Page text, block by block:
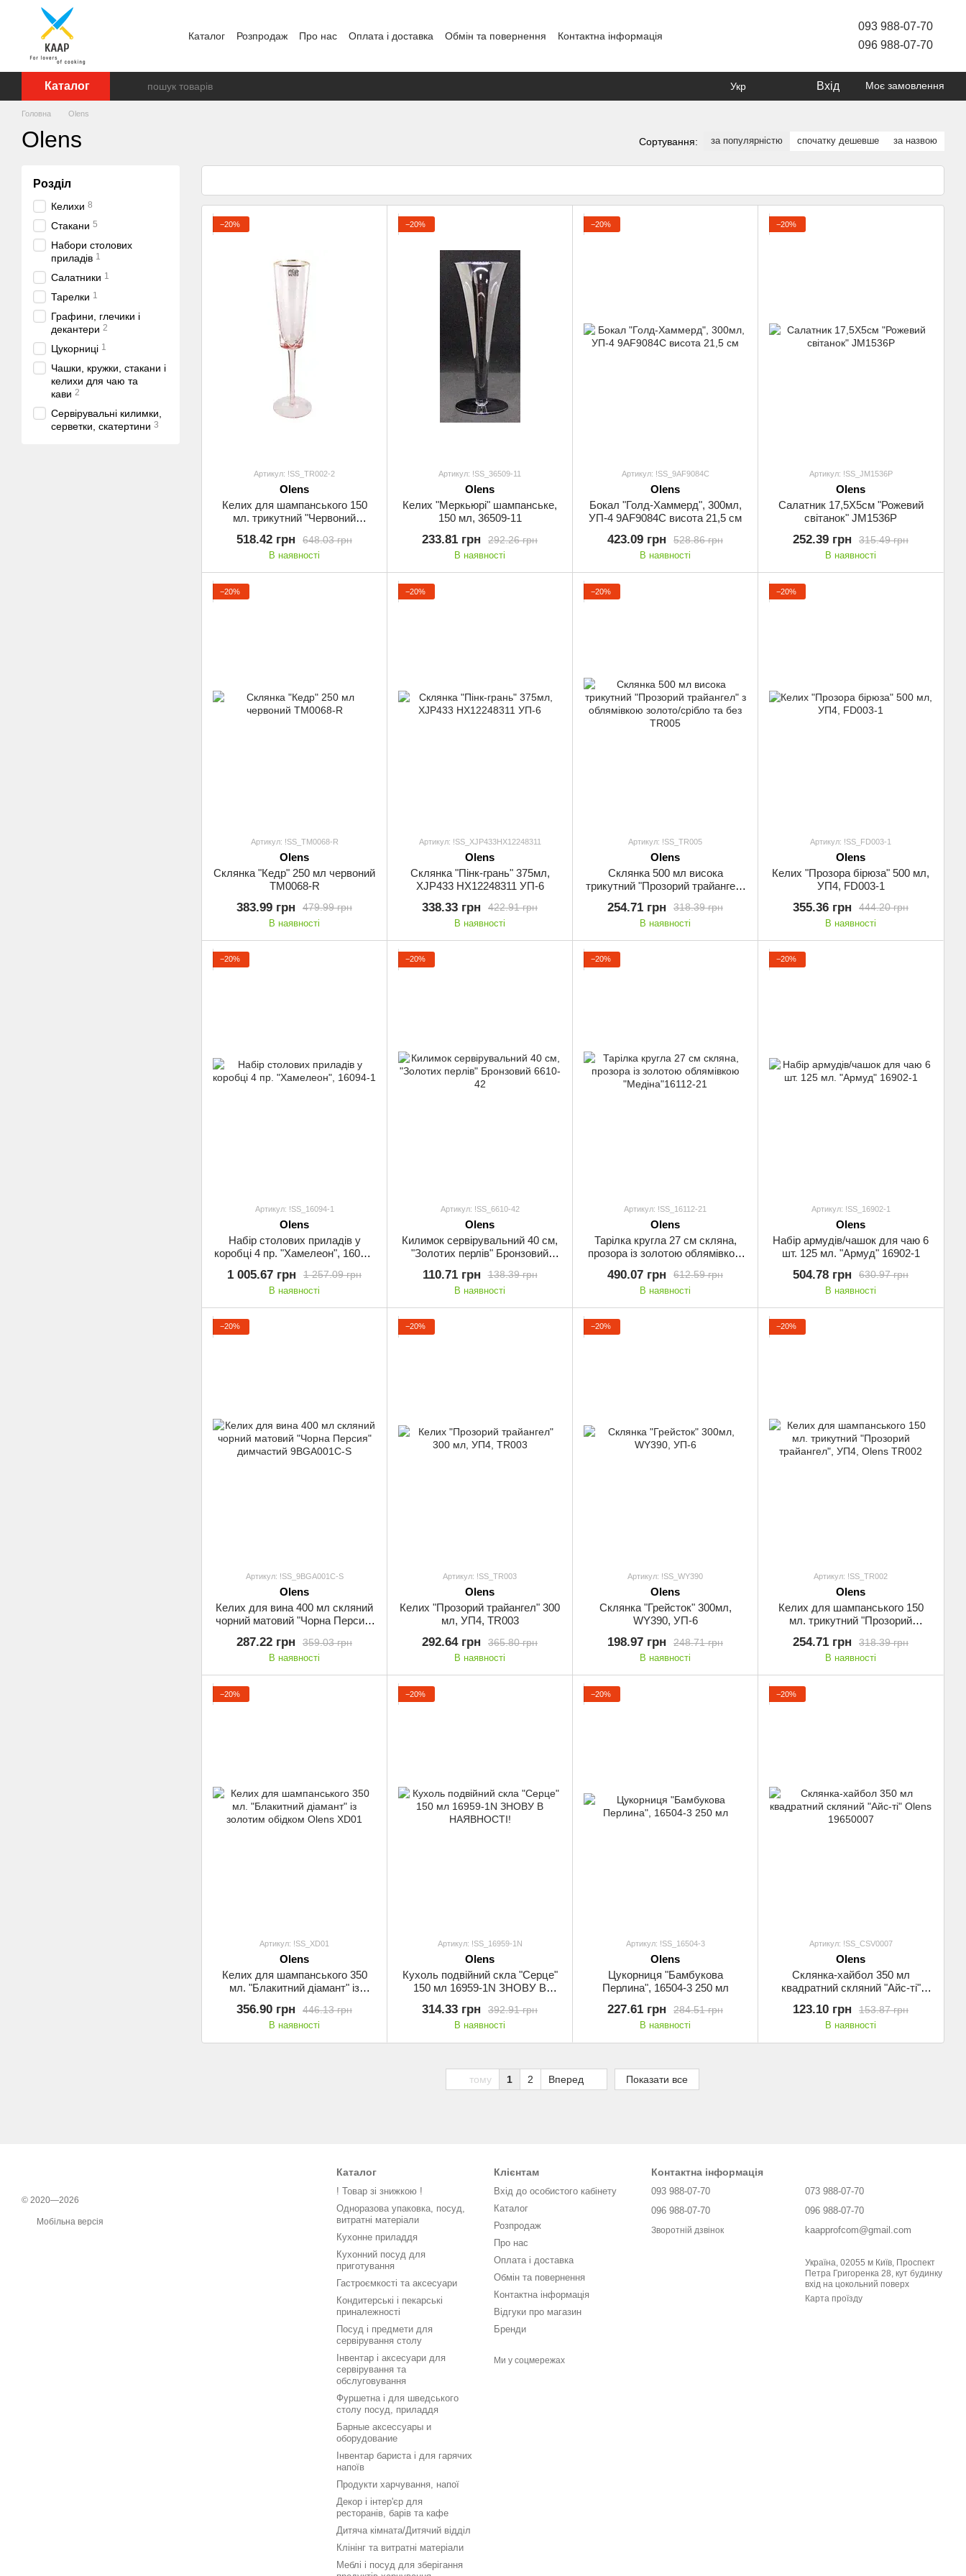
Перейти до основного контенту
Каталог Розпродаж Про нас Оплата і доставка Обмін та повернення
Контактна інформація
093 988-07-70
096 988-07-70
Каталог Укр Вхід Моє замовлення
Головна Olens
Olens Сортування: за популярністю спочатку дешевше за назвою
−20%
Артикул: !SS_TR002-2
Olens
Келих для шампанського 150
мл. трикутний "Червоний
648.03 грн
518.42 грн
В наявності
−20%
Артикул: !SS_36509-11
Olens
Келих "Меркьюрі" шампанське,
150 мл, 36509-11
292.26 грн
233.81 грн
В наявності
−20%
Артикул: !SS_9AF9084C
Olens
Бокал "Голд-Хаммерд", 300мл,
УП-4 9AF9084C висота 21,5 см
528.86 грн
423.09 грн
В наявності
−20%
Артикул: !SS_JM1536P
Olens
Салатник 17,5Х5см "Рожевий
світанок" JM1536P
315.49 грн
252.39 грн
В наявності
−20%
Артикул: !SS_TM0068-R
Olens
Склянка "Кедр" 250 мл червоний
TM0068-R
479.99 грн
383.99 грн
В наявності
−20%
Артикул: !SS_XJP433HX12248311
Olens
Склянка "Пінк-грань" 375мл,
XJP433 HX12248311 УП-6
422.91 грн
338.33 грн
В наявності
−20%
Артикул: !SS_TR005
Olens
Склянка 500 мл висока
трикутний "Прозорий трайангел"
без TR005318.39 грн
254.71 грн
В наявності
−20%
Артикул: !SS_FD003-1
Olens
Келих "Прозора бірюза" 500 мл,
УП4, FD003-1
444.20 грн
355.36 грн
В наявності
−20%
Артикул: !SS_16094-1
Olens
Набір столових приладів у
коробці 4 пр. "Хамелеон", 16094-
1 257.09 грн
1 005.67 грн
В наявності
−20%
Артикул: !SS_6610-42
Olens
Килимок сервірувальний 40 см,
"Золотих перлів" Бронзовий
138.39 грн
110.71 грн
В наявності
−20%
Артикул: !SS_16112-21
Olens
Тарілка кругла 27 см скляна,
прозора із золотою облямівкою
612.59 грн
490.07 грн
В наявності
−20%
Артикул: !SS_16902-1
Olens
Набір армудів/чашок для чаю 6
шт. 125 мл. "Армуд" 16902-1
630.97 грн
504.78 грн
В наявності
−20%
Артикул: !SS_9BGA001C-S
Olens
Келих для вина 400 мл скляний
чорний матовий "Чорна Персия"
359.03 грн
287.22 грн
В наявності
−20%
Артикул: !SS_TR003
Olens
Келих "Прозорий трайангел" 300
мл, УП4, TR003
365.80 грн
292.64 грн
В наявності
−20%
Артикул: !SS_WY390
Olens
Склянка "Грейсток" 300мл,
WY390, УП-6
248.71 грн
198.97 грн
В наявності
−20%
Артикул: !SS_TR002
Olens
Келих для шампанського 150
мл. трикутний "Прозорий
318.39 грн
254.71 грн
В наявності
−20%
Артикул: !SS_XD01
Olens
Келих для шампанського 350
мл. "Блакитний діамант" із
446.13 грн
356.90 грн
В наявності
−20%
Артикул: !SS_16959-1N
Olens
Кухоль подвійний скла "Серце"
150 мл 16959-1N ЗНОВУ В
392.91 грн
314.33 грн
В наявності
−20%
Артикул: !SS_16504-3
Olens
Цукорниця "Бамбукова
Перлина", 16504-3 250 мл
284.51 грн
227.61 грн
В наявності
−20%
Артикул: !SS_CSV0007
Olens
Склянка-хайбол 350 мл
квадратний скляний "Айс-ті"
153.87 грн
123.10 грн
В наявності
тому 1 2 Вперед Показати все
Розділ
Келихи 8
Стакани 5
Набори столових
приладів 1
Салатники 1
Тарелки 1
Графини, глечики і
декантери 2
Цукорниці 1
Чашки, кружки, стакани і
келихи для чаю та
кави 2
Сервірувальні килимки,
серветки, скатертини 3
© 2020—2026
Мобільна версія
Каталог
! Товар зі знижкою !
Одноразова упаковка, посуд,
витратні матеріали
Кухонне приладдя
Кухонний посуд для
приготування
Гастроємкості та аксесуари
Кондитерські і пекарські
приналежності
Посуд і предмети для
сервірування столу
Інвентар і аксесуари для
сервірування та
обслуговування
Фуршетна і для шведського
столу посуд, приладдя
Барные аксессуары и
оборудование
Інвентар бариста і для гарячих
напоїв
Продукти харчування, напої
Декор і інтер'єр для
ресторанів, барів та кафе
Дитяча кімната/Дитячий відділ
Клінінг та витратні матеріали
Меблі і посуд для зберігання
Клієнтам
Вхід до особистого кабінету
Каталог
Розпродаж
Про нас
Оплата і доставка
Обмін та повернення
Контактна інформація
Відгуки про магазин
Бренди
Ми у соцмережах
Контактна інформація
093 988-07-70
096 988-07-70
Зворотній дзвінок
073 988-07-70
096 988-07-70
kaapprofcom@gmail.com
Україна, 02055 м Київ, Проспект
Петра Григоренка 28, кут будинку
вхід на цокольний поверх
Карта проїзду